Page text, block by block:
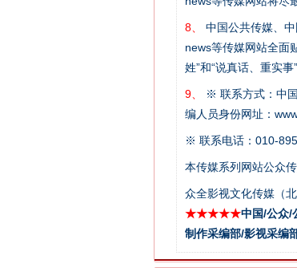
8、
中国公共传媒、
news等传媒网站全面
姓”和“说真话、重实
9、
※ 联系方式：中
编人员身份网址：
※ 联系电话：010-
本传媒系列网站公众
众全影视文化传媒（
★★★★★中国/公众/
制作采编部/影视采编
在谋一域中